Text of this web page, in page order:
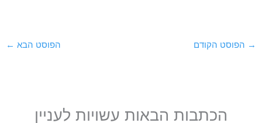
→ הפוסט הקודם הפוסט הבא ←
הכתבות הבאות עשויות לעניין